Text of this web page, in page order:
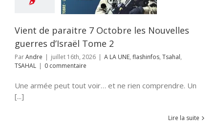
flashinfos
Vient de paraitre 7 Octobre les Nouvelles
guerres d’Israël Tome 2
ParAndre juillet 16th, 2026 A LA UNE, flashinfos, Tsahal,
TSAHAL
0 commentaire
Une armée peut tout voir… et ne rien comprendre. Un
[...]
Lire la suite